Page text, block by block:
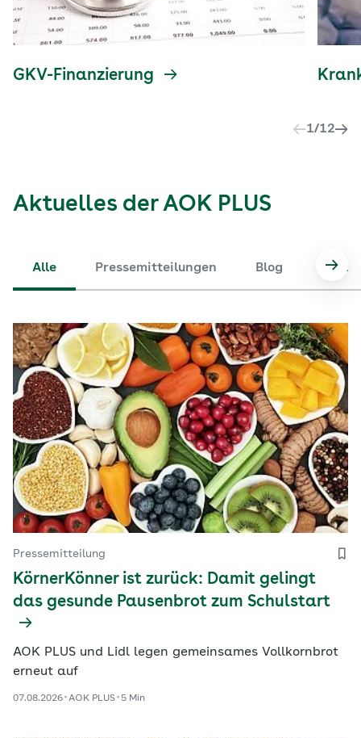
GKV-Finanzierung
1/12
Aktuelles der AOK PLUS
Alle Pressemitteilungen Blog
Pressemitteilung
KörnerKönner ist zurück: Damit gelingt
das gesunde Pausenbrot zum Schulstart
AOK PLUS und Lidl legen gemeinsames Vollkornbrot
erneut auf
07.08.2026 AOK PLUS 5 Min